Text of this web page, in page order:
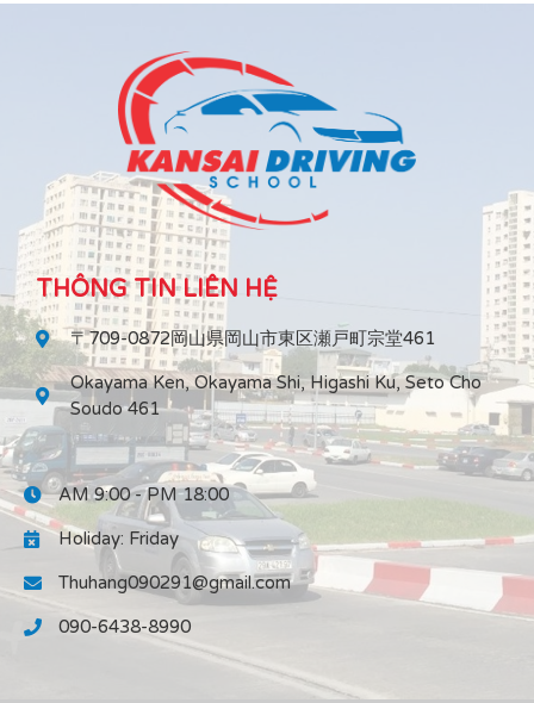
THÔNG TIN LIÊN HỆ
〒709-0872岡山県岡山市東区瀬戸町宗堂461
Okayama Ken, Okayama Shi, Higashi Ku, Seto Cho
Soudo 461
AM 9:00 - PM 18:00
Holiday: Friday
Thuhang090291@gmail.com
090-6438-8990